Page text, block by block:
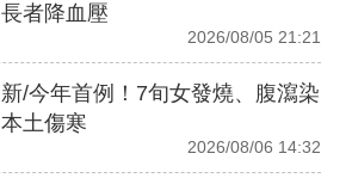
長者降血壓
2026/08/05 21:21
新/今年首例！7旬女發燒、腹瀉染
本土傷寒
2026/08/06 14:32